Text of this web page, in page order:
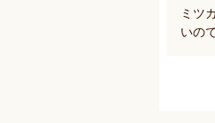
ミツ
いの